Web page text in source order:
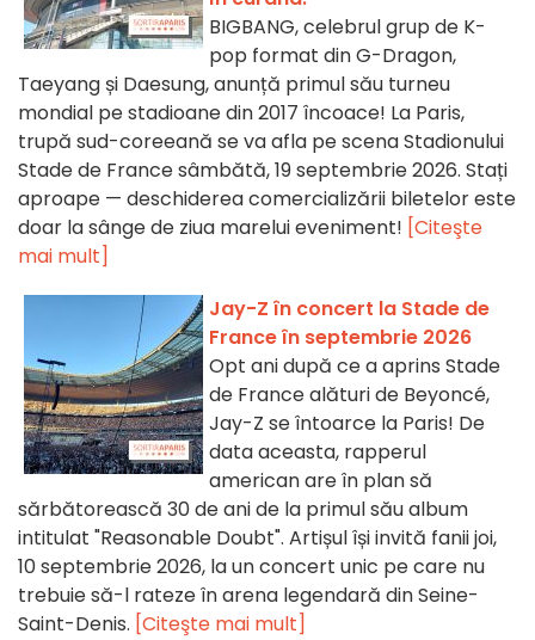
BIGBANG, celebrul grup de K-
pop format din G-Dragon,
Taeyang și Daesung, anunță primul său turneu
mondial pe stadioane din 2017 încoace! La Paris,
trupă sud-coreeană se va afla pe scena Stadionului
Stade de France sâmbătă, 19 septembrie 2026. Stați
aproape — deschiderea comercializării biletelor este
doar la sânge de ziua marelui eveniment! [Citeşte
mai mult]
Jay-Z în concert la Stade de
France în septembrie 2026
Opt ani după ce a aprins Stade
de France alături de Beyoncé,
Jay-Z se întoarce la Paris! De
data aceasta, rapperul
american are în plan să
sărbătorească 30 de ani de la primul său album
intitulat "Reasonable Doubt". Artișul își invită fanii joi,
10 septembrie 2026, la un concert unic pe care nu
trebuie să-l rateze în arena legendară din Seine-
Saint-Denis. [Citeşte mai mult]